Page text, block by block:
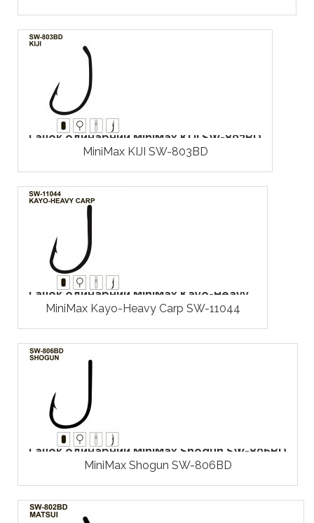
Гачок одинарний MiniMax KIJI SW-803BD
MiniMax KIJI SW-803BD
Гачок одинарний MiniMax Kayo-Heavy...
MiniMax Kayo-Heavy Carp SW-11044
Гачок одинарний MiniMax Shogun SW-806BD
MiniMax Shogun SW-806BD